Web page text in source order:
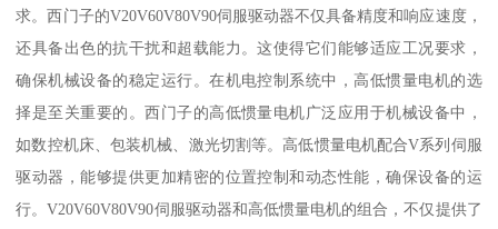
求。西门子的V20V60V80V90伺服驱动器不仅具备精度和响应速度，
还具备出色的抗干扰和超载能力。这使得它们能够适应工况要求，
确保机械设备的稳定运行。在机电控制系统中，高低惯量电机的选
择是至关重要的。西门子的高低惯量电机广泛应用于机械设备中，
如数控机床、包装机械、激光切割等。高低惯量电机配合V系列伺服
驱动器，能够提供更加精密的位置控制和动态性能，确保设备的运
行。V20V60V80V90伺服驱动器和高低惯量电机的组合，不仅提供了